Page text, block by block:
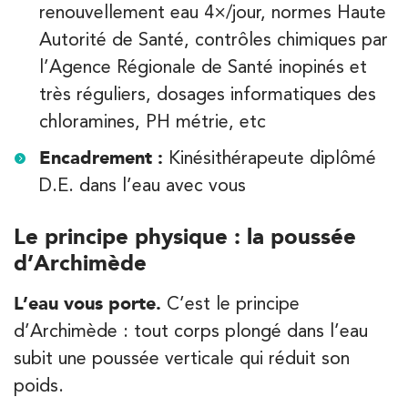
renouvellement eau 4×/jour, normes Haute
Autorité de Santé, contrôles chimiques par
l’Agence Régionale de Santé inopinés et
très réguliers, dosages informatiques des
chloramines, PH métrie, etc
Encadrement : Kinésithérapeute diplômé
D.E. dans l’eau avec vous
Le principe physique : la poussée
d’Archimède
L’eau vous porte. C’est le principe
d’Archimède : tout corps plongé dans l’eau
subit une poussée verticale qui réduit son
poids.
IK Paris 16 – Trocadéro
8 Avenue de Camoens 75116 Paris
8 Avenue de Camoens 75116 Paris
01 42 15 22 46
PRENEZ RDV SUR
PRENEZ RDV SUR
Kinésithérapie
IK Paris 15 – Ségur
12 Rue César Franck 75015 Paris
12 Rue César Franck 75015 Paris
01 43 31 00 33
Kinésithérapie